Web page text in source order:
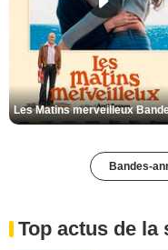
Bandes-
Top actus de la